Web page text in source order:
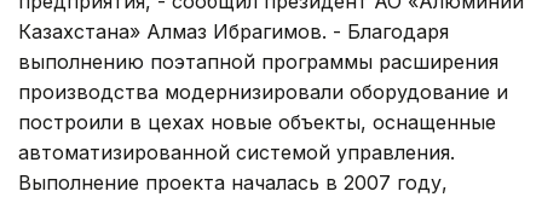
Казахстана» Алмаз Ибрагимов. - Благодаря
выполнению поэтапной программы расширения
производства модернизировали оборудование и
построили в цехах новые объекты, оснащенные
автоматизированной системой управления.
Выполнение проекта началась в 2007 году,